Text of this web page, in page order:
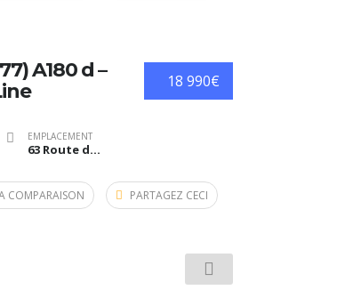
18 990€
A180 d –
EMPLACEMENT
63 Route de Bazas, Langon, France
COMPARAISON PARTAGEZ CECI